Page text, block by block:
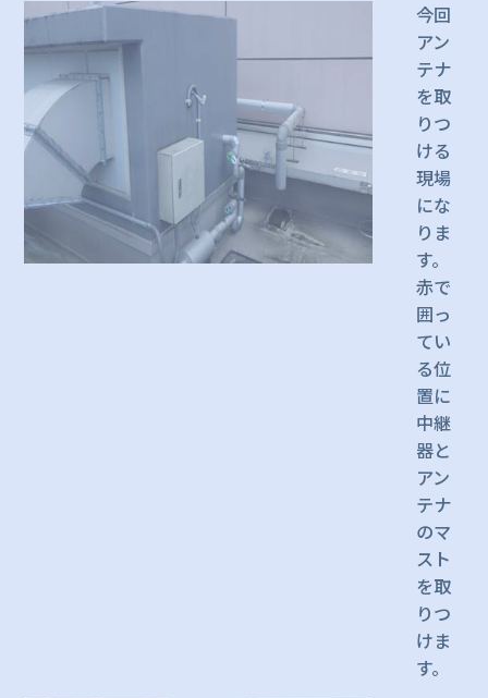
今回
アン
テナ
を取
りつ
ける
現場
にな
りま
す。
赤で
囲っ
てい
る位
置に
中継
器と
アン
テナ
のマ
スト
を取
りつ
けま
す。